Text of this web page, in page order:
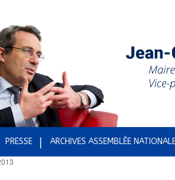
PRESSE ARCHIVES ASSEMBLÉE